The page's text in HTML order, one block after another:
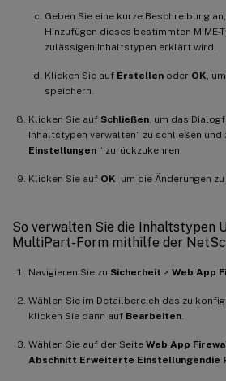
Geben Sie eine kurze Beschreibung
Hinzufügen dieses bestimmten MIME-
zulässigen Inhaltstypen erklärt wird.
Klicken Sie auf Erstellen oder OK ,
speichern.
Klicken Sie auf Schließen , um das
Inhaltstypen verwalten“ zu schließen und
Einstellungen “ zurückzukehren.
Klicken Sie auf OK , um die Änderungen
So verwalten Sie die Inhaltstypen
MultiPart-Form mithilfe der
Navigieren Sie zu Sicherheit > Web App
Wählen Sie im Detailbereich das zu
klicken Sie dann auf Bearbeiten
Wählen Sie auf der Seite Web App
Abschnitt Erweiterte Einstellungendie